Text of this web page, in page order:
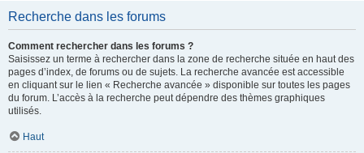
Recherche dans les forums
Comment rechercher dans les forums ?
Saisissez un terme à rechercher dans la zone de recherche située en haut des
pages d’index, de forums ou de sujets. La recherche avancée est accessible
en cliquant sur le lien « Recherche avancée » disponible sur toutes les pages
du forum. L’accès à la recherche peut dépendre des thèmes graphiques
utilisés.
Haut